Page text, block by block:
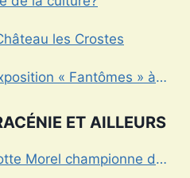
les Crostes
« Fantômes » à
ET AILLEURS
Morel championne de